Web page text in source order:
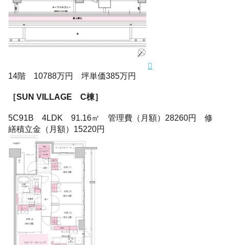
14階 10788万円 坪単価385万円
［SUN VILLAGE C棟］
5C91B 4LDK 91.16㎡ 管理費（月額）28260円 修
繕積立金（月額）15220円